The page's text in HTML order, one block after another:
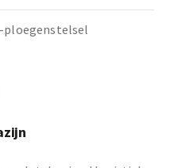
ploegenstelsel